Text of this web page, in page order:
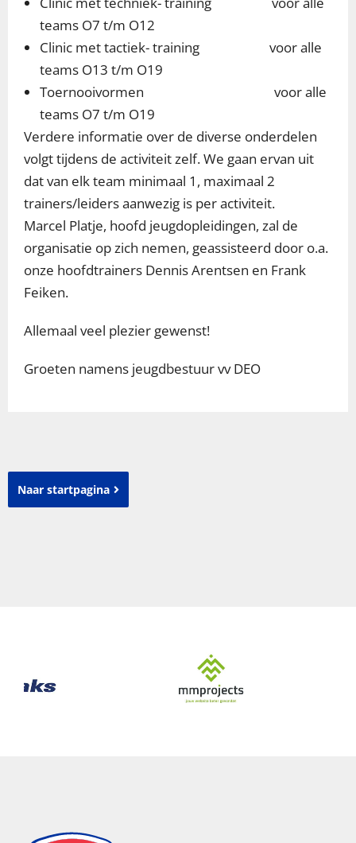
teams O7 t/m O12
Clinic met tactiek- training voor alle
teams O13 t/m O19
Toernooivormen voor alle
teams O7 t/m O19
Verdere informatie over de diverse onderdelen
volgt tijdens de activiteit zelf. We gaan ervan uit
dat van elk team minimaal 1, maximaal 2
trainers/leiders aanwezig is per activiteit.
Marcel Platje, hoofd jeugdopleidingen, zal de
organisatie op zich nemen, geassisteerd door o.a.
onze hoofdtrainers Dennis Arentsen en Frank
Feiken.
Allemaal veel plezier gewenst!
Groeten namens jeugdbestuur vv DEO
Naar startpagina